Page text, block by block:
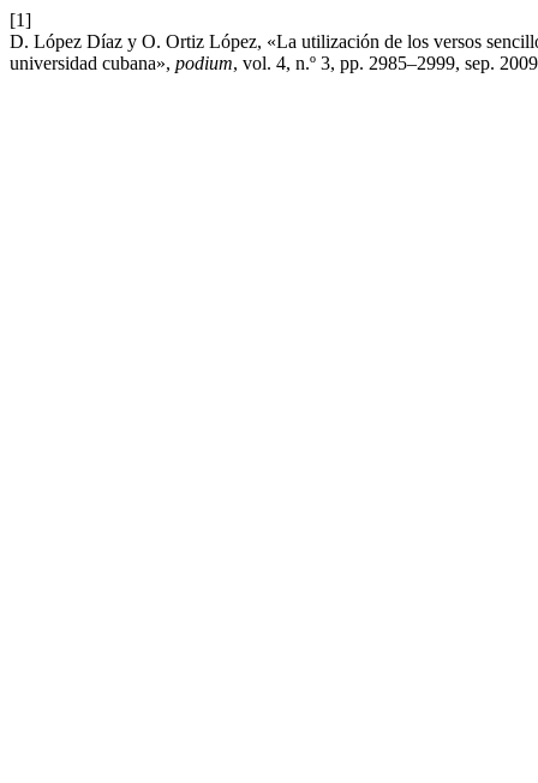
[1]
D. López Díaz y O. Ortiz López, «La utilización de los versos
universidad cubana», podium, vol. 4, n.º 3, pp. 2985–2999, sep.